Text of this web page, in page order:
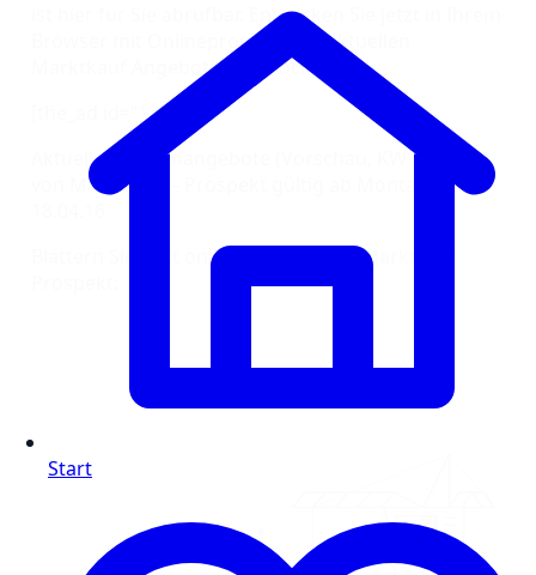
ist hier für Sie abrufbar. Entdecken Sie jetzt in Ihrem
Browser mit Onlineprospekt die aktuellen
Marktkauf Angebote der Woche.
[the_ad id=“1316″]
Aktuelle Wochenangebote (Vorschau, KW 16/2016)
von Marktkauf – Prospekt gültig ab Montag, dem
Blättern Sie jetzt online im aktuellen Marktkauf
Start